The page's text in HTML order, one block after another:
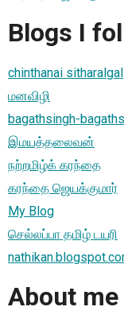
Blogs I
chinthanai sitharalgal
மனவிழி
bagathsingh-
இமயத்தலைவன்
நற்றமிழ்க் கரந்தை
கரந்தை ஜெயக்குமார்
My Blog
செல்லப்பா தமிழ் டயரி
About me